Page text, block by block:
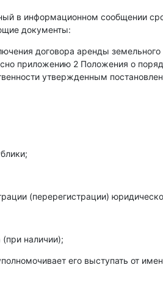
в информационном сообщении
документы:
договора аренды
приложению 2 Положения о
утвержденным
(перерегистрации)
наличии);
его выступать от